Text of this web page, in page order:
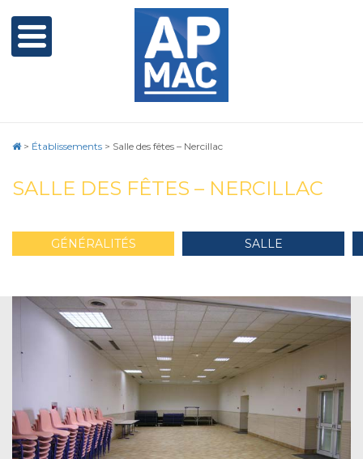
> Établissements > Salle des fêtes – Nercillac
SALLE DES FÊTES – NERCILLAC
GÉNÉRALITÉS SALLE